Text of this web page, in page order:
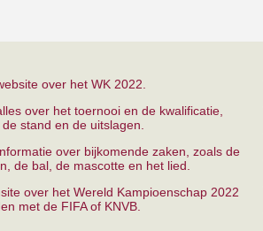
over het WK 2022.
over het toernooi en de kwalificatie,
stand en de uitslagen.
over bijkomende zaken, zoals de
de bal, de mascotte en het lied.
over het Wereld Kampioenschap 2022
met de FIFA of KNVB.